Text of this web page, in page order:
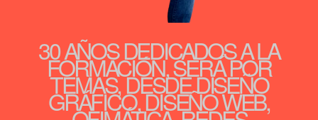
30 AÑOS DEDICADOS A LA
FORMACIÓN, SERÁ POR
TEMAS, DESDE DISEÑO
GRÁFICO, DISEÑO WEB,